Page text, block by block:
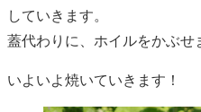
していきます。
蓋代わりに、ホイルをかぶせ
いよいよ焼いていきます！